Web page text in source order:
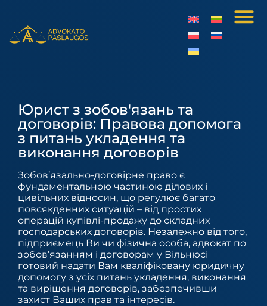
Юрист з зобов'язань та
договорів: Правова допомога
з питань укладення та
виконання договорів
Зобов’язально-договірне право є
фундаментальною частиною ділових і
цивільних відносин, що регулює багато
повсякденних ситуацій – від простих
операцій купівлі-продажу до складних
господарських договорів. Незалежно від того,
підприємець Ви чи фізична особа, адвокат по
зобов’язанням і договорам у Вільнюсі
готовий надати Вам кваліфіковану юридичну
допомогу з усіх питань укладення, виконання
та вирішення договорів, забезпечивши
захист Ваших прав та інтересів.